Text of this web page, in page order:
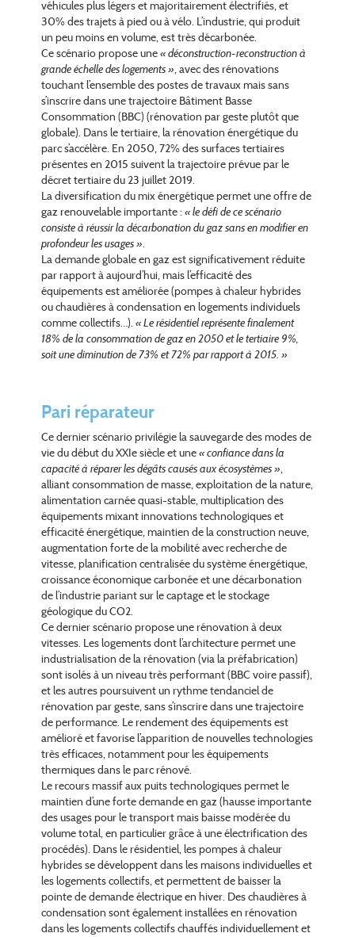
véhicules plus légers et majoritairement électrifiés, et
30% des trajets à pied ou à vélo. L’industrie, qui produit
un peu moins en volume, est très décarbonée.
Ce scénario propose une« déconstruction-reconstruction à
grande échelle des logements » , avec des rénovations
touchant l’ensemble des postes de travaux mais sans
s’inscrire dans une trajectoire Bâtiment Basse
Consommation (BBC) (rénovation par geste plutôt que
globale). Dans le tertiaire, la rénovation énergétique du
parc s’accélère. En 2050, 72% des surfaces tertiaires
présentes en 2015 suivent la trajectoire prévue par le
décret tertiaire du 23 juillet 2019.
La diversification du mix énergétique permet une offre de
gaz renouvelable importante :« le défi de ce scénario
consiste à réussir la décarbonation du gaz sans en modifier en
profondeur les usages »
La demande globale en gaz est significativement réduite
par rapport à aujourd’hui, mais l’efficacité des
équipements est améliorée (pompes à chaleur hybrides
ou chaudières à condensation en logements individuels
comme collectifs…).« Le résidentiel représente finalement
18% de la consommation de gaz en 2050 et le tertiaire 9%,
soit une diminution de 73% et 72% par rapport à 2015. »
Pari réparateur
Ce dernier scénario privilégie la sauvegarde des modes de
vie du début du XXIe siècle et une« confiance dans la
capacité à réparer les dégâts causés aux écosystèmes »
alliant consommation de masse, exploitation de la nature,
alimentation carnée quasi-stable, multiplication des
équipements mixant innovations technologiques et
efficacité énergétique, maintien de la construction neuve,
augmentation forte de la mobilité avec recherche de
vitesse, planification centralisée du système énergétique,
croissance économique carbonée et une décarbonation
de l’industrie pariant sur le captage et le stockage
géologique du CO2.
Ce dernier scénario propose une rénovation à deux
vitesses. Les logements dont l’architecture permet une
industrialisation de la rénovation (via la préfabrication)
sont isolés à un niveau très performant (BBC voire passif),
et les autres poursuivent un rythme tendanciel de
rénovation par geste, sans s’inscrire dans une trajectoire
de performance. Le rendement des équipements est
amélioré et favorise l’apparition de nouvelles technologies
très efficaces, notamment pour les équipements
thermiques dans le parc rénové.
Le recours massif aux puits technologiques permet le
maintien d’une forte demande en gaz (hausse importante
des usages pour le transport mais baisse modérée du
volume total, en particulier grâce à une électrification des
procédés). Dans le résidentiel, les pompes à chaleur
hybrides se développent dans les maisons individuelles et
les logements collectifs, et permettent de baisser la
pointe de demande électrique en hiver. Des chaudières à
condensation sont également installées en rénovation
dans les logements collectifs chauffés individuellement et